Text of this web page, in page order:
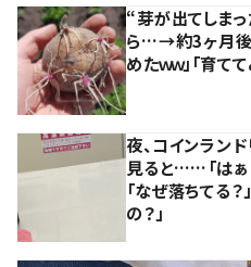
“芽が出てしま
ら…→約3ヶ月後
めたｗｗ」「育て
夜、コインラン
見ると……「はぁ
「なぜ落ちてる
の？」